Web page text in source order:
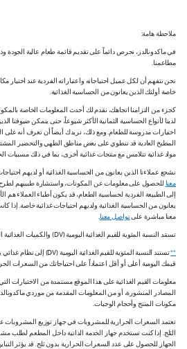
ملاحظة هامة:
في ماكدونالدز، نحرص دائماً على تقديم قائمة طعام عالية الجودة
مطاعمنا.
نحن نتفهم أن لكل عميل احتياجاته واعتباراته الفردية عند اختيار
خاصة أولئك الذين يعانون من الحساسية الغذائية.
كجزء من التزامنا اتجاهك، نقدم لك أحدث المعلومات الخاصة
لدينا لأنواع الحساسية الثمانية الأكثر شيوعاً، حتى يتمكن ضيوفنا
اختيارات مدروسة للطعام. ومع ذلك، نريدك أيضاً أن تعرف أنه على
المطبخ العادية قد تنطوي على بعض مناطق الطهي والتحضير
مواد غذائية تتلامس مع منتجات غذائية أخرى، بما في ذلك مسببات
نشجع عملاءنا الذين يعانون من الحساسية الغذائية أو لديهم
معنا للحصول على معلومات عن المكونات، واستشارة طبيبهم لطرح
إلى الطبيعة الفردية لحساسية الطعام، قد يكون أطباء العملاء هم
يعانون من الحساسية الغذائية ولديهم احتياجات غذائية خاصة. إذا
معنا مباشرة علىتواصل معنا.
تستند النسبة المئوية للقيم الغذائية اليومية (DV) والكميات الغذائية الموصى بها RDIs إلى القيم غير المقيدة.
**
قيمك اليومية أعلى أو أقل اعتماداً على احتياجاتك من السعرات
معلومات القيم الغذائية على هذا الموقع مستمدة من الاختبارات
المصادر المنشورة، أو من المعلومات المقدمة من موردي
مكونات المنتج وأحجام الوجبات.
تعتمد السعرات الحرارية للمشروبات في جهاز توزيع المشروبات
الثلج. إذا كنت تستخدم جهاز الخدمة الذاتية داخل المطعم لطلب
الجهاز للحصول على عدد السعرات الحرارية بدون ثلج. قد يؤثر